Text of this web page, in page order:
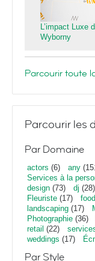
L’impact Luxe
Wyborny
Parcourir toute
Parcourir les
Par Domaine
actors (6) any
Services à la
design (73) dj (28)
Fleuriste (17) food
landscaping (17)
Photographie (36)
retail (22)
weddings (17)
Par Style